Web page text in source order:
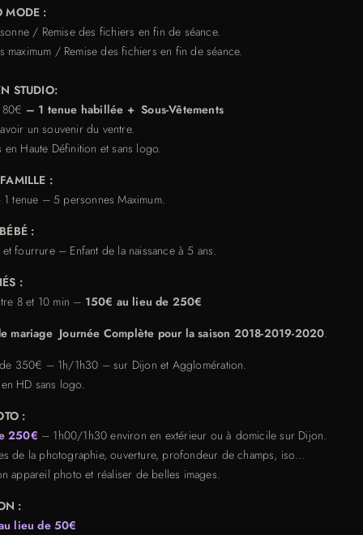
MODE :
/ Remise des fichiers en fin de séance.
/ Remise des fichiers en fin de séance.
STUDIO:
– 1 tenue habillée + Sous-Vêtements
un souvenir du ventre.
Haute Définition et sans logo.
:
tenue – 5 personnes Maximum.
:
fourrure – Enfant de la naissance à 5 ans.
:
8 et 10 min – 150€ au lieu de 250€
mariage Journée Complète pour la saison 2018-2019-2020.
350€ – 1h/1h30 – sur Dijon et Agglomération.
HD sans logo.
:
250€ – 1h00/1h30 environ en extérieur ou à domicile sur Dijon.
de la photographie, ouverture, profondeur de champs, iso…
appareil photo et réaliser de belles images.
:
lieu de 50€